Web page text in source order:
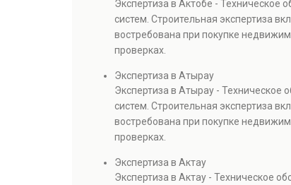
Экспертиза в Актобе - Техническое
систем. Строительная экспертиза
востребована при покупке
проверках.
Экспертиза в Атырау
Экспертиза в Атырау - Техническое
систем. Строительная экспертиза
востребована при покупке
проверках.
Экспертиза в Актау
Экспертиза в Актау - Техническое